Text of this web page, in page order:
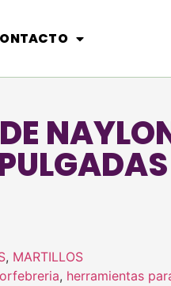
, MARTILLOS
, herramientas